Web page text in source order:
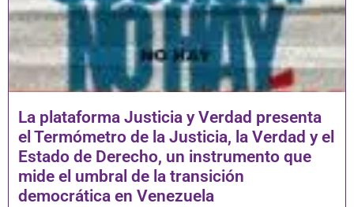
La plataforma Justicia y Verdad presenta
el Termómetro de la Justicia, la Verdad y el
Estado de Derecho, un instrumento que
mide el umbral de la transición
democrática en Venezuela